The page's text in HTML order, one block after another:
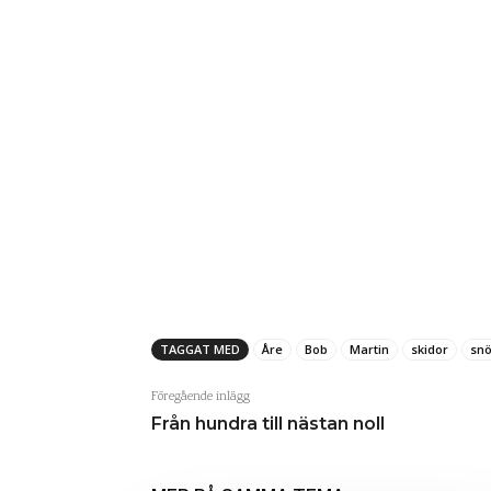
TAGGAT MED Åre Bob Martin skidor snö
Föregående inlägg
Från hundra till nästan noll